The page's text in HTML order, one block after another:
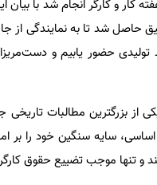
کار و کارگر انجام شد با بیان
حاصل شد تا به نمایندگی از
حضور یابیم و
از بزرگترین مطالبات
سایه سنگین خود را بر
و تنها موجب تضییع حقوق